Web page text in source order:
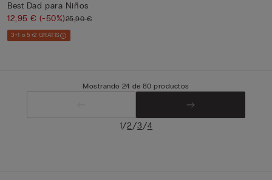
Best Dad para Niños
12,95 €(-50%)25,90 €
3+1 o 5+2 GRATIS
Mostrando 24 de 80 productos
1/2/3/4